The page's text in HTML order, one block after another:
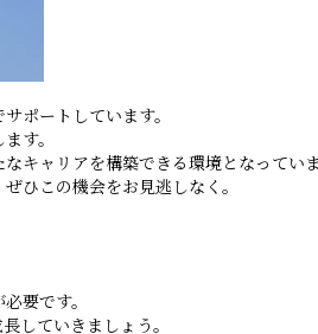
ポートしています。
す。
キャリアを構築できる環境となっていま
ひこの機会をお見逃しなく。
要です。
していきましょう。